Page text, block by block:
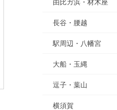
由比ガ浜・材木座
長谷・腰越
駅周辺・八幡宮
大船・玉縄
逗子・葉山
横須賀